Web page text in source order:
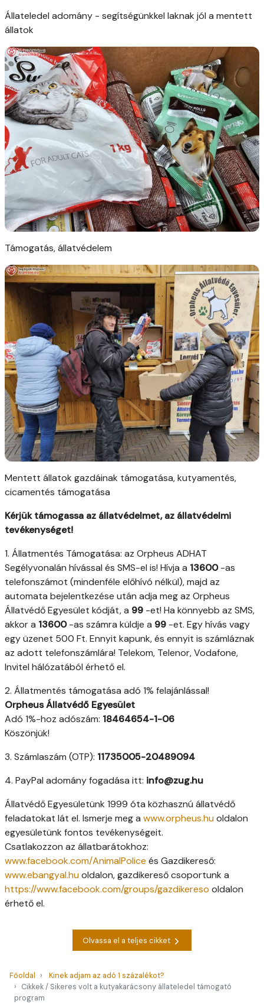
Állateledel adomány - segítségünkkel laknak jól a mentett
állatok
Támogatás, állatvédelem
Mentett állatok gazdáinak támogatása, kutyamentés,
cicamentés támogatása
Kérjük támogassa az állatvédelmet, az állatvédelmi
tevékenységet!
1. Állatmentés Támogatása: az Orpheus ADHAT
Segélyvonalán hívással és SMS-el is! Hívja a 13600-as
telefonszámot (mindenféle előhívó nélkül), majd az
automata bejelentkezése után adja meg az Orpheus
Állatvédő Egyesület kódját, a 99 -et! Ha könnyebb az SMS,
akkor a 13600-as számra küldje a 99 -et. Egy hívás vagy
egy üzenet 500 Ft. Ennyit kapunk, és ennyit is számláznak
az adott telefonszámlára! Telekom, Telenor, Vodafone,
Invitel hálózatából érhető el.
2. Állatmentés támogatása adó 1% felajánlással!
Orpheus Állatvédő Egyesület
Adó 1%-hoz adószám: 18464654-1-06
Köszönjük!
3. Számlaszám (OTP): 11735005-20489094
4. PayPal adomány fogadása itt: info@zug.hu
Állatvédő Egyesületünk 1999 óta közhasznú állatvédő
feladatokat lát el. Ismerje meg a www.orpheus.huoldalon
egyesületünk fontos tevékenységeit.
Csatlakozzon az állatbarátokhoz:
www.facebook.com/AnimalPolice és Gazdikereső:
www.ebangyal.huoldalon, gazdikereső csoportunk a
https://www.facebook.com/groups/gazdikereso oldalon
érhető el.
Olvassa el a teljes cikket
Főoldal
Kinek adjam az adó 1 százalékot?
Cikkek / Sikeres volt a kutyakarácsony állateledel támogató
program